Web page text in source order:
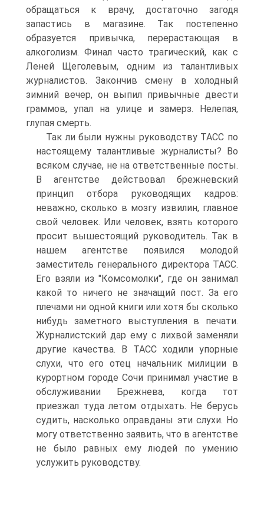
обращаться к врачу, достаточно загодя
запастись в магазине. Так постепенно
образуется привычка, перерастающая в
алкоголизм. Финал часто трагический, как с
Леней Щеголевым, одним из талантливых
журналистов. Закончив смену в холодный
зимний вечер, он выпил привычные двести
граммов, упал на улице и замерз. Нелепая,
глупая смерть.
Так ли были нужны руководству ТАСС по
настоящему талантливые журналисты? Во
всяком случае, не на ответственные посты.
В агентстве действовал брежневский
принцип отбора руководящих кадров:
неважно, сколько в мозгу извилин, главное
свой человек. Или человек, взять которого
просит вышестоящий руководитель. Так в
нашем агентстве появился молодой
заместитель генерального директора ТАСС.
Его взяли из "Комсомолки", где он занимал
какой то ничего не значащий пост. За его
плечами ни одной книги или хотя бы сколько
нибудь заметного выступления в печати.
Журналистский дар ему с лихвой заменяли
другие качества. В ТАСС ходили упорные
слухи, что его отец начальник милиции в
курортном городе Сочи принимал участие в
обслуживании Брежнева, когда тот
приезжал туда летом отдыхать. Не берусь
судить, насколько оправданы эти слухи. Но
могу ответственно заявить, что в агентстве
не было равных ему людей по умению
услужить руководству.